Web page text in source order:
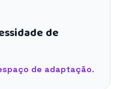
de
de adaptação.